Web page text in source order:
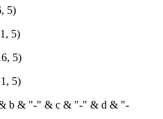
5)
5)
5)
5)
b & "-" & c & "-" & d & "-